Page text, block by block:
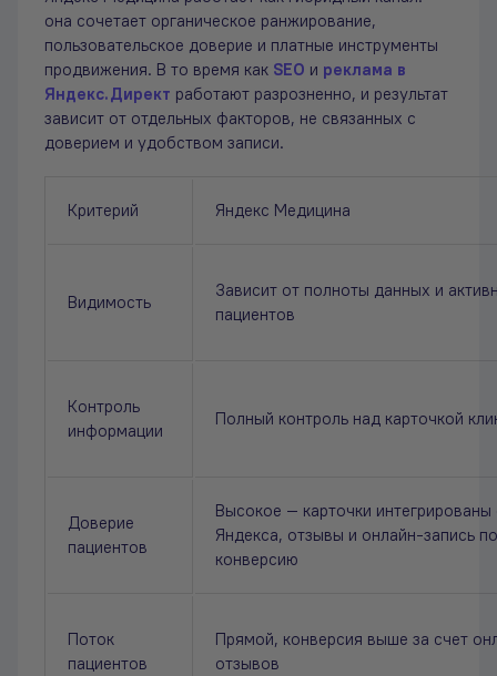
она сочетает органическое ранжирование,
пользовательское доверие и платные инструменты
продвижения. В то время как SEO и реклама в
Яндекс.Директ работают разрозненно, и результат
зависит от отдельных факторов, не связанных с
доверием и удобством записи.
Критерий Яндекс Медицина
Видимость
Зависит от полноты данных и
пациентов
Контроль
информации
Полный контроль над карточкой
Доверие
пациентов
Высокое — карточки
Яндекса, отзывы и онлайн-запись
конверсию
Поток
пациентов
Прямой, конверсия выше за счет
отзывов